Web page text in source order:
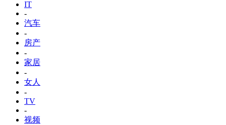
IT
-
汽车
-
房产
-
家居
-
女人
-
TV
-
视频